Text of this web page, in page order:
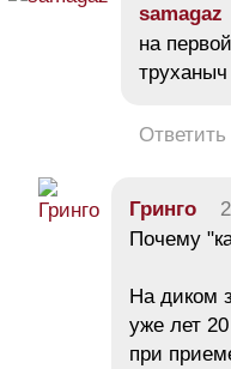
samagaz
на
труханыч
Ответить
Гринго
Почему
На диком
уже лет
при